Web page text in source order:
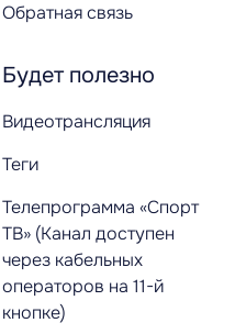
Обратная связь
Будет полезно
Видеотрансляция
Теги
Телепрограмма «Спорт
ТВ» (Канал доступен
через кабельных
операторов на 11-й
кнопке)